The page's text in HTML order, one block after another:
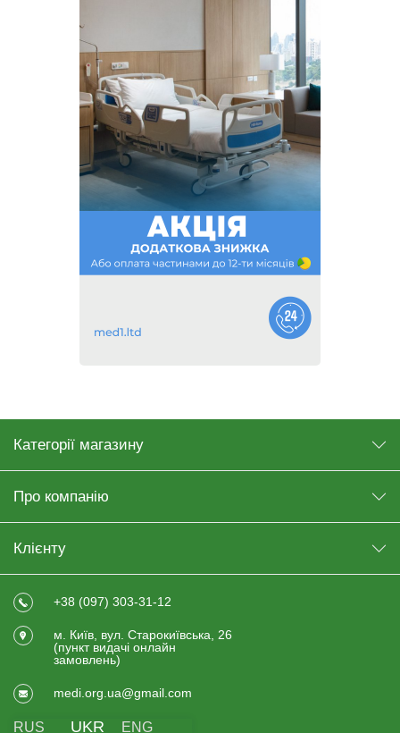
Категорії магазину
Про компанію
Клієнту
+38 (097) 303-31-12
м. Київ, вул. Старокиївська, 26
(пункт видачi онлайн
замовлень)
medi.org.ua@gmail.com
RUS UKR ENG